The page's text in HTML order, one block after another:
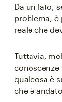
Da un lato,
problema, è
reale che
Tuttavia,
conoscenze
qualcosa è
che è